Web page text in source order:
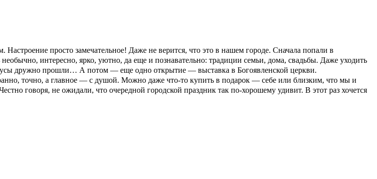
просто замечательное! Даже не верится, что это в нашем городе. Сначала попали в
интересно, ярко, уютно, да еще и познавательно: традиции семьи, дома, свадьбы. Даже уходить
дружно прошли… А потом — еще одно открытие — выставка в Богоявленской церкви.
точно, а главное — с душой. Можно даже что-то купить в подарок — себе или близким, что мы и
говоря, не ожидали, что очередной городской праздник так по-хорошему удивит. В этот раз хочется